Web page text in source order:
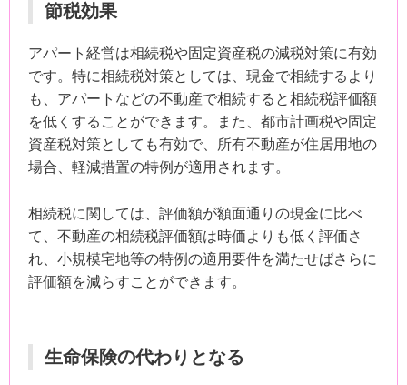
節税効果
アパート経営は相続税や固定資産税の減税対策に有効
です。特に相続税対策としては、現金で相続するより
も、アパートなどの不動産で相続すると相続税評価額
を低くすることができます。また、都市計画税や固定
資産税対策としても有効で、所有不動産が住居用地の
場合、軽減措置の特例が適用されます。
相続税に関しては、評価額が額面通りの現金に比べ
て、不動産の相続税評価額は時価よりも低く評価さ
れ、小規模宅地等の特例の適用要件を満たせばさらに
評価額を減らすことができます。
生命保険の代わりとなる